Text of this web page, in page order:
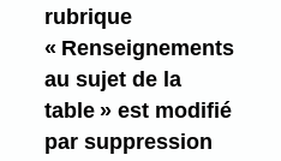
rubrique
« Renseignements
au sujet de la
table » est modifié
par suppression